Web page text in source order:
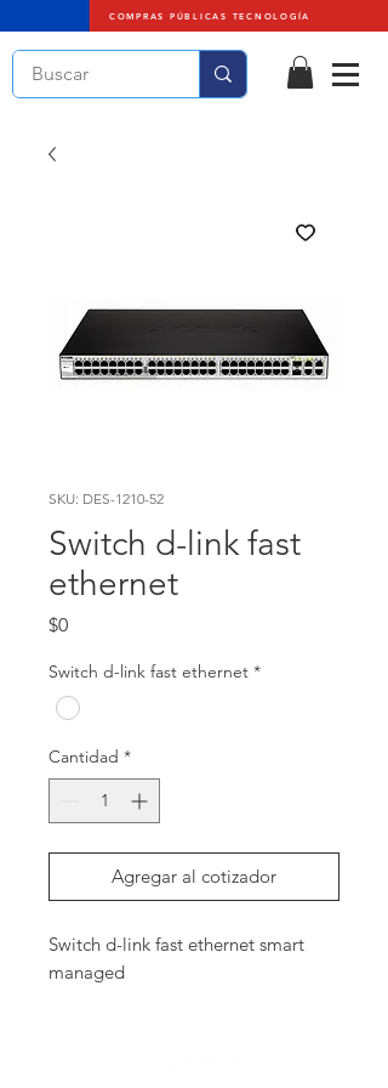
COMPRAS PÚBLICAS TECNOLOGÍA
SKU: DES-1210-52
Switch d-link fast
ethernet
$0Precio
Switch d-link fast ethernet *
Cantidad *
Agregar al cotizador
Switch d-link fast ethernet smart
managed